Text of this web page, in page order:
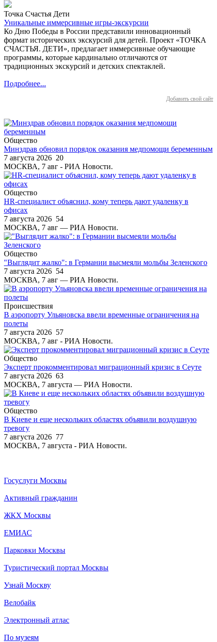
Точка Счастья Дети
Уникальные иммерсивные игры-экскурсии
Ко Дню Победы в России представили инновационный
формат исторических экскурсий для детей. Проект «ТОЧКА
СЧАСТЬЯ. ДЕТИ», предлагает иммерсивные обучающие
программы, которые кардинально отличаются от
традиционных экскурсий и детских спектаклей.
Подробнее...
Добавить свой сайт
Общество
Минздрав обновил порядок оказания медпомощи беременным
7 августа 2026 20
МОСКВА, 7 авг - РИА Новости.
Общество
HR-специалист объяснил, кому теперь дают удаленку в
офисах
7 августа 2026 54
МОСКВА, 7 авг — РИА Новости.
Общество
"Выглядит жалко": в Германии высмеяли мольбы Зеленского
7 августа 2026 54
МОСКВА, 7 авг — РИА Новости.
Происшествия
В аэропорту Ульяновска ввели временные ограничения на
полеты
7 августа 2026 57
МОСКВА, 7 авг - РИА Новости.
Общество
Эксперт прокомментировал миграционный кризис в Сеуте
7 августа 2026 63
МОСКВА, 7 августа — РИА Новости.
Общество
В Киеве и еще нескольких областях объявили воздушную
тревогу
7 августа 2026 77
МОСКВА, 7 августа - РИА Новости.
Госуслуги Москвы
Активный гражданин
ЖКХ Москвы
ЕМИАС
Парковки Москвы
Туристический портал Москвы
Узнай Москву
Велобайк
Электронный атлас
По музеям